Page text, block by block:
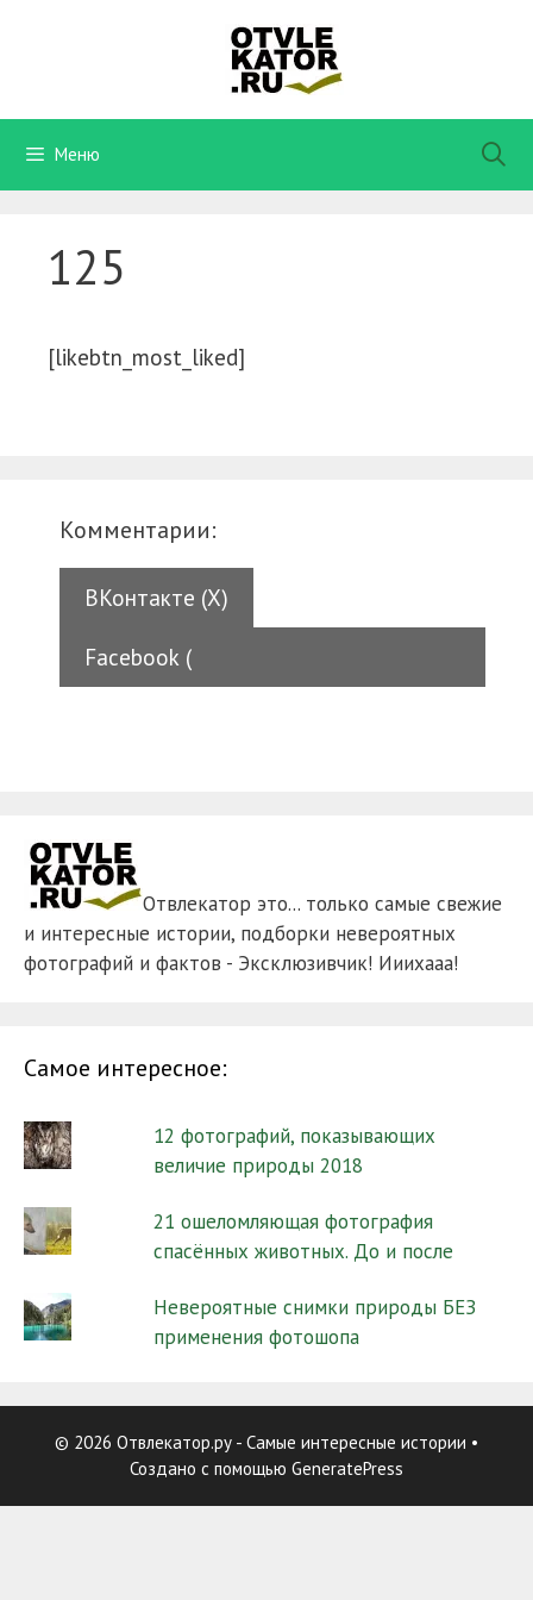
Меню
125
[likebtn_most_liked]
Комментарии:
ВКонтакте (X)
Facebook (
Отвлекатор это... только самые свежие
и интересные истории, подборки невероятных
фотографий и фактов - Эксклюзивчик! Ииихааа!
Самое интересное:
12 фотографий, показывающих
величие природы 2018
21 ошеломляющая фотография
спасённых животных. До и после
Невероятные снимки природы БЕЗ
применения фотошопа
© 2026 Отвлекатор.ру - Самые интересные истории •
Создано с помощью GeneratePress